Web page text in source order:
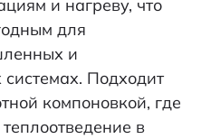
и нагреву, что
для
и
Подходит
компоновкой, где
в